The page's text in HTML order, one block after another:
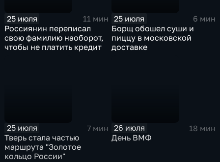
25 июля
11 мин
Россиянин переписал
свою фамилию наоборот,
чтобы не платить кредит
25 июля
6 мин
Борщ обошел суши и
пиццу в московской
доставке
25 июля
7 мин
Тверь стала частью
маршрута "Золотое
кольцо России"
26 июля
18 мин
День ВМФ